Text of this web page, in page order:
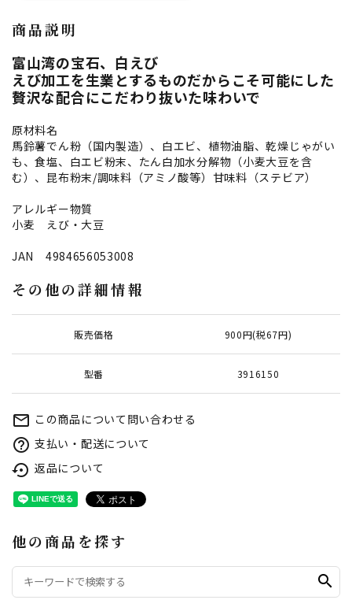
商品説明
富山湾の宝石、白えび
えび加工を生業とするものだからこそ可能にした
贅沢な配合にこだわり抜いた味わいで
原材料名
馬鈴薯でん粉（国内製造）、白エビ、植物油脂、乾燥じゃがい
も、食塩、白エビ粉末、たん白加水分解物（小麦大豆を含
む）、昆布粉末/調味料（アミノ酸等）甘味料（ステビア）
アレルギー物質
小麦 えび・大豆
JAN 4984656053008
その他の詳細情報
販売価格 900円(税67円)
型番 3916150
mail_outline この商品について問い合わせる
help_outline 支払い・配送について
settings_backup_restore 返品について
他の商品を探す
search